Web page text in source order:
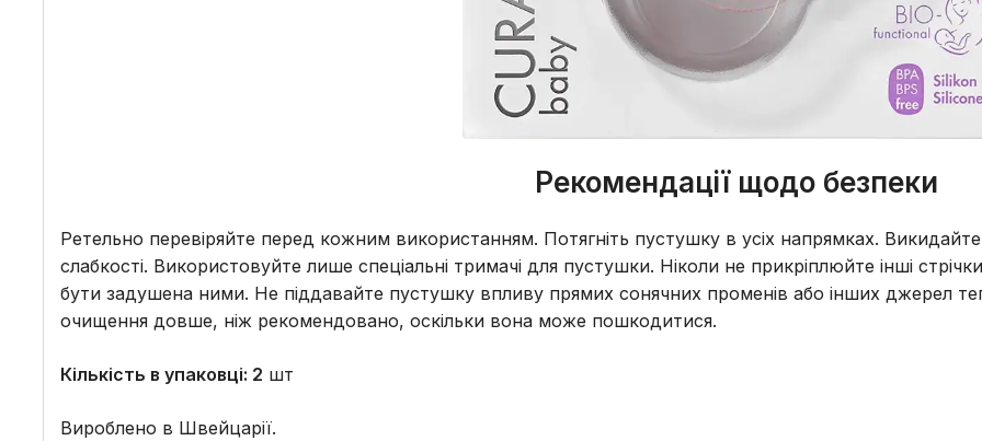
Рекомендації щодо безпеки
Ретельно перевіряйте перед кожним використанням. Потягніть пустушку в усіх напрямках.
слабкості. Використовуйте лише спеціальні тримачі для пустушки. Ніколи не прикріплюйте інші
бути задушена ними. Не піддавайте пустушку впливу прямих сонячних променів або інших джерел
очищення довше, ніж рекомендовано, оскільки вона може пошкодитися.
Кількість в упаковці: 2 шт
Вироблено в Швейцарії.